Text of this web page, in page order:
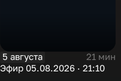
5 августа
21 мин
Эфир 05.08.2026 · 21:10